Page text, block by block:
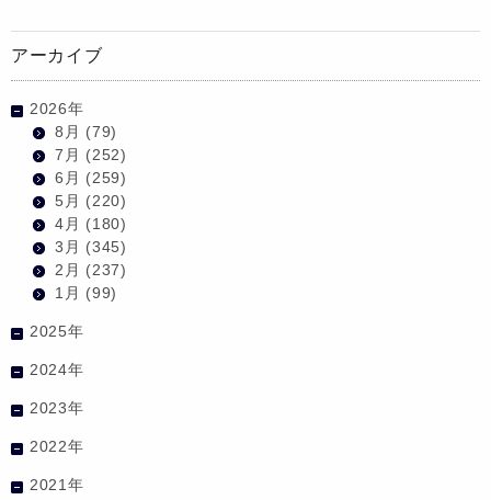
アーカイブ
2026年
8月 (79)
7月 (252)
6月 (259)
5月 (220)
4月 (180)
3月 (345)
2月 (237)
1月 (99)
2025年
2024年
2023年
2022年
2021年